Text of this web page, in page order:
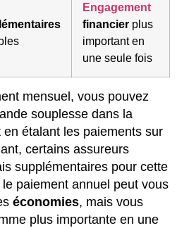
Engagement
financier plus
important en
une seule fois
mensuel, vous pouvez
souplesse dans la
étalant les paiements sur
certains assureurs
supplémentaires pour cette
paiement annuel peut vous
économies, mais vous
plus importante en une